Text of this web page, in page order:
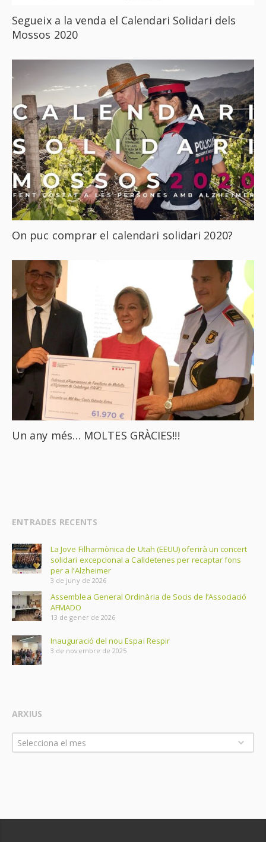
Segueix a la venda el Calendari Solidari dels
Mossos 2020
On puc comprar el calendari solidari 2020?
Un any més… MOLTES GRÀCIES!!!
ENTRADES RECENTS
La Jove Filharmònica de Utah (EEUU) oferirà un concert
solidari excepcional a Calldetenes per recaptar fons
per a l’Alzheimer
3 de juny de 2026
Assemblea General Ordinària de Socis de l’Associació
AFMADO
13 de gener de 2026
Inauguració del nou Espai Respir
3 de novembre de 2025
ARXIUS
Arxius
Selecciona el mes